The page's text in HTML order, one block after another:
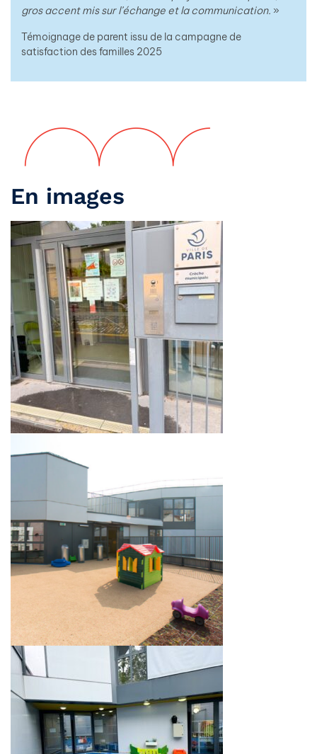
gros accent mis sur l’échange et la communication. »
Témoignage de parent issu de la campagne de
satisfaction des familles 2025
En images